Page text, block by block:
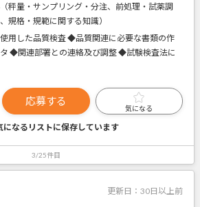
秤量・サンプリング・分注、前処理・試薬調
規格・規範に関する知識）
用した品質検査 ◆品質関連に必要な書類の作
◆関連部署との連絡及び調整 ◆試験検査法に
応募する
気になる
になるリストに保存しています
3/25件目
更新日： 30日以上前